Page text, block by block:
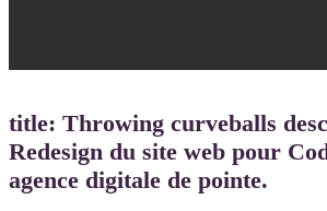
title: Throwing curveballs
Redesign du site web pour
agence digitale de pointe.